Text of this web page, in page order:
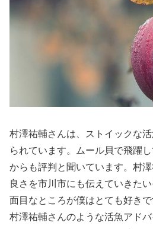
村澤祐輔さんは、ストイックな
られています。ムール貝で飛躍
からも評判と聞いています。村
良さを市川市にも伝えていきた
面目なところが僕はとても好きで
村澤祐輔さんのような活魚アド